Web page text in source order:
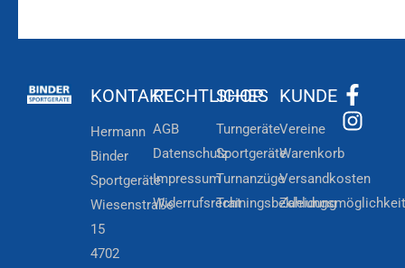
KONTAKT
Hermann
Binder
Sportgeräte
Wiesenstraße
15
4702
RECHTLICHES
AGB
Datenschutz
Impressum
Widerrufsrecht
SHOP
Turngeräte
Sportgeräte
Turnanzüge
Trainingsbekleidung
KUNDE
Vereine
Warenkorb
Versandkosten